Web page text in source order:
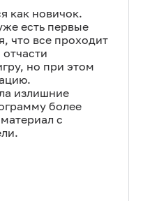
как новичок.
есть первые
что все проходит
но при этом
излишние
более
с